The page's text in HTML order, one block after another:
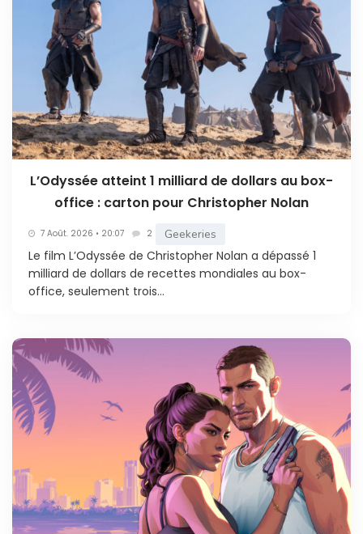
L’Odyssée atteint 1 milliard de dollars au box-
office : carton pour Christopher Nolan
7 Août. 2026 • 20:07 2 Geekeries
Le film L’Odyssée de Christopher Nolan a dépassé 1
milliard de dollars de recettes mondiales au box-
office, seulement trois...